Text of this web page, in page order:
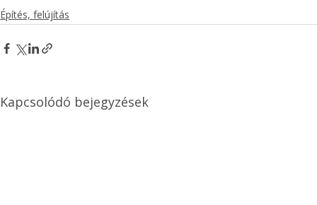
Építés, felújítás
Kapcsolódó bejegyzések